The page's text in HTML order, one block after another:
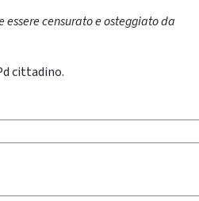
censurato e osteggiato da
cittadino.